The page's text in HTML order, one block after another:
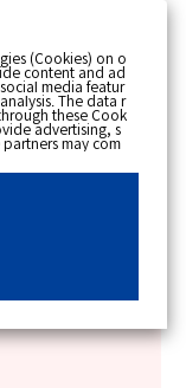
らいの時間発
(Cookies) on o
content and ad
media featur
The data r
these Cook
advertising, s
may com
you have provi
your use of their s
advertisemen
on the internet.
agree to the use
your preferen
at any time by c
or through y
regarding the pr
Privacy Polic